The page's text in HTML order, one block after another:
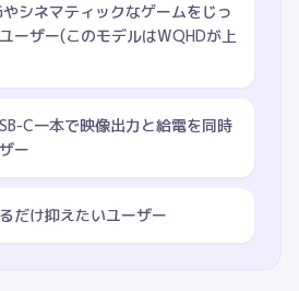
シネマティックなゲームをじっ
ーザー(このモデルはWQHDが上
C一本で映像出力と給電を同時
ー
だけ抑えたいユーザー